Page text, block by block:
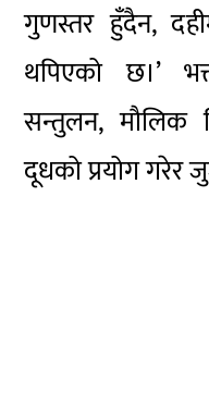
गुणस्तर हुँदैन,
थपिएको छ।’
सन्तुलन, मौलिक
दूधको प्रयोग गरेर